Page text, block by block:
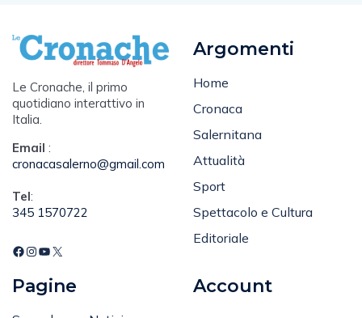
Le Cronache, il primo
quotidiano interattivo in
Italia.
Email :
cronacasalerno@gmail.com
Tel:
345 1570722
Argomenti
Home
Cronaca
Salernitana
Attualità
Sport
Spettacolo e Cultura
Editoriale
Pagine Account